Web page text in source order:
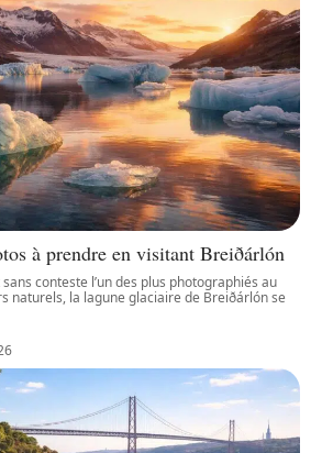
à prendre en visitant Breiðárlón
conteste l’un des plus photographiés au
naturels, la lagune glaciaire de Breiðárlón se